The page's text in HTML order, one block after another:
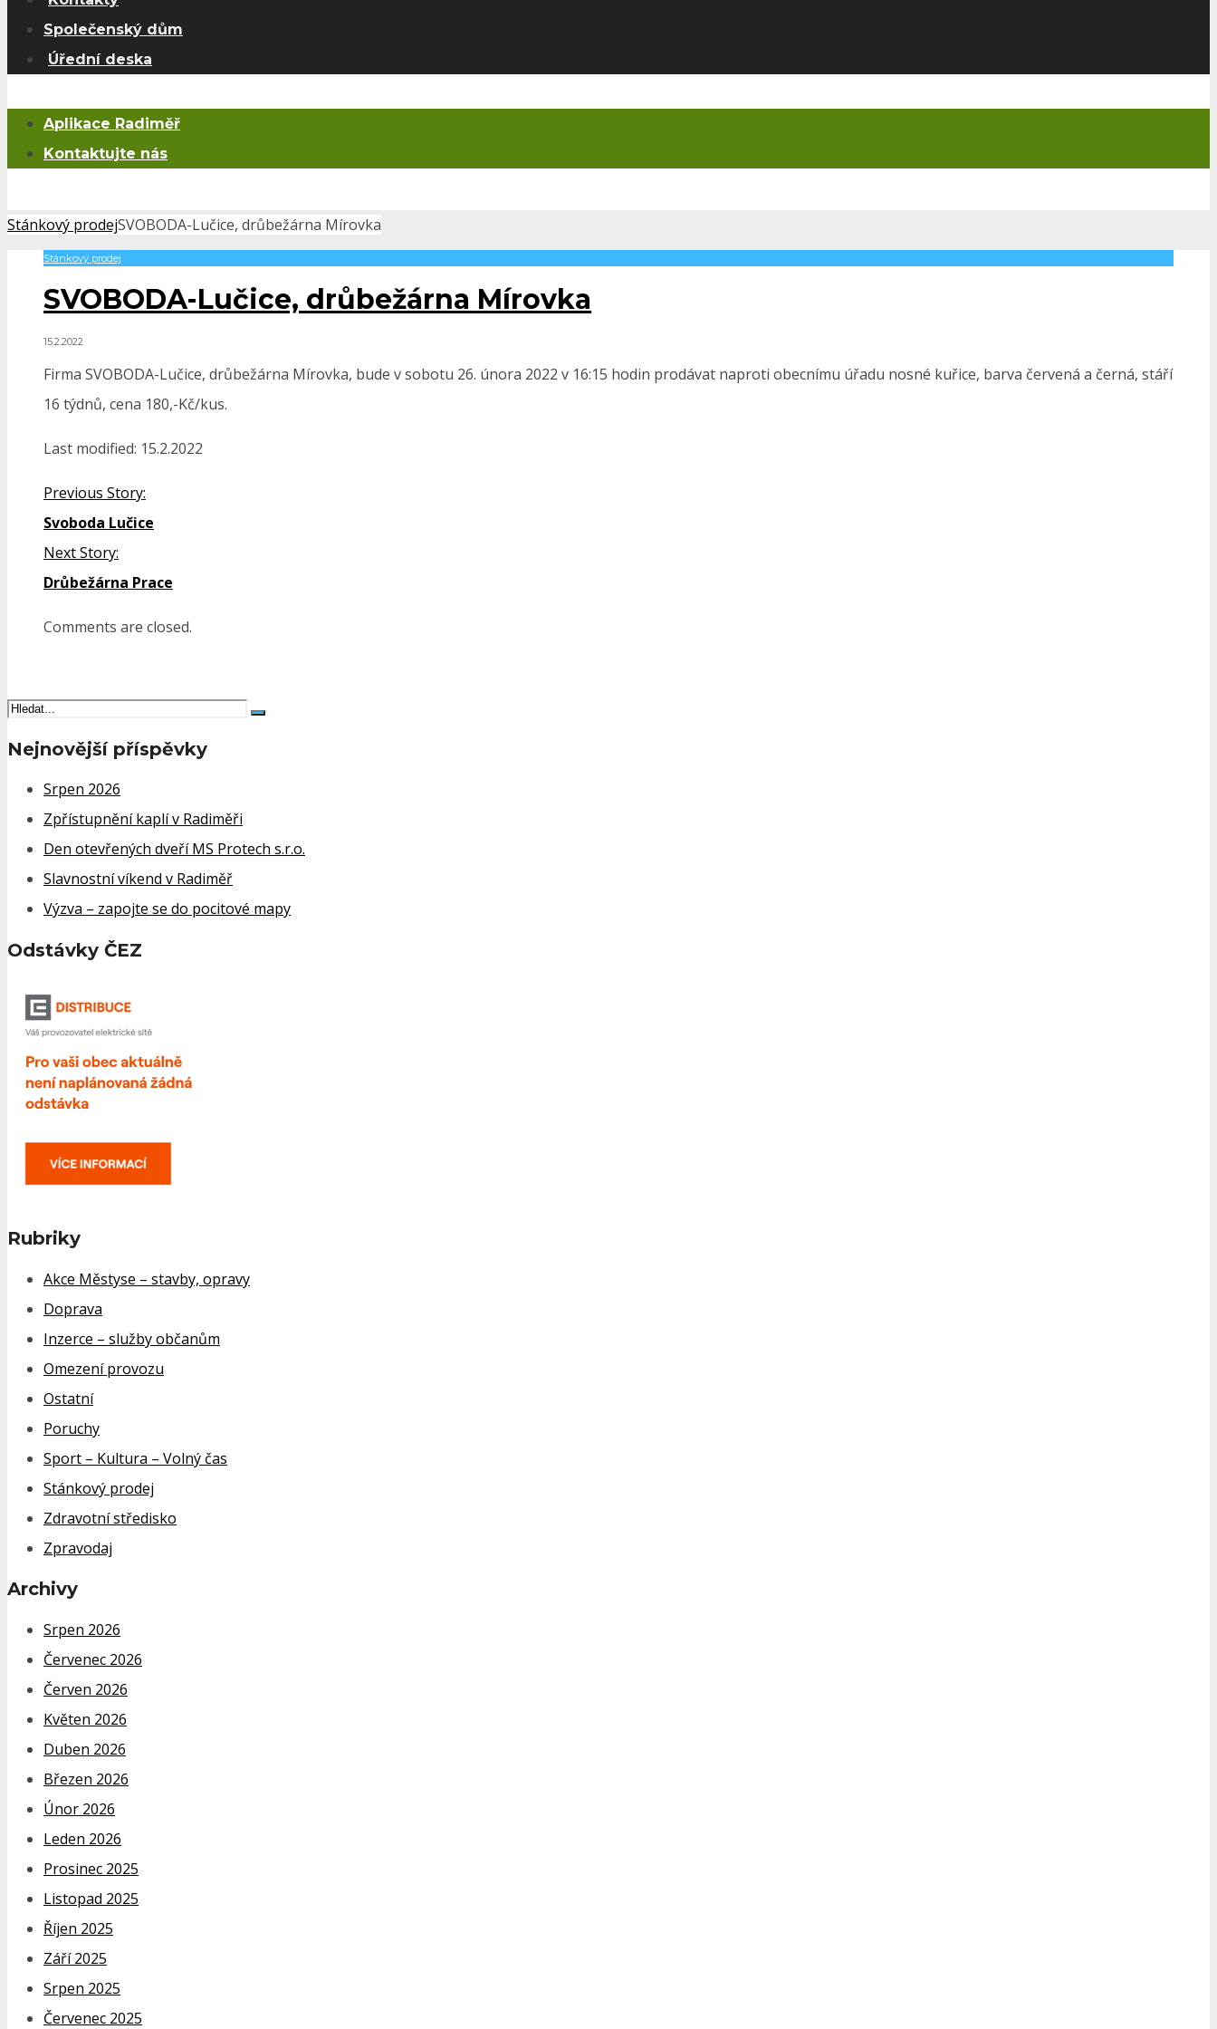
Společenský dům
Úřední deska
Aplikace Radiměř
Kontaktujte nás
Stánkový prodejSVOBODA-Lučice, drůbežárna Mírovka
Stánkový prodej
SVOBODA-Lučice, drůbežárna Mírovka
15.2.2022
Firma SVOBODA-Lučice, drůbežárna Mírovka, bude v sobotu 26. února 2022 v 16:15 hodin prodávat naproti obecnímu úřadu nosné kuřice, barva červená a černá, stáří
16 týdnů, cena 180,-Kč/kus.
Last modified: 15.2.2022
Previous Story:
Svoboda Lučice
Next Story:
Drůbežárna Prace
Comments are closed.
Search
Nejnovější příspěvky
Srpen 2026
Zpřístupnění kaplí v Radiměři
Den otevřených dveří MS Protech s.r.o.
Slavnostní víkend v Radiměř
Výzva – zapojte se do pocitové mapy
Odstávky ČEZ
Rubriky
Akce Městyse – stavby, opravy
Doprava
Inzerce – služby občanům
Omezení provozu
Ostatní
Poruchy
Sport – Kultura – Volný čas
Stánkový prodej
Zdravotní středisko
Zpravodaj
Archivy
Srpen 2026
Červenec 2026
Červen 2026
Květen 2026
Duben 2026
Březen 2026
Únor 2026
Leden 2026
Prosinec 2025
Listopad 2025
Říjen 2025
Září 2025
Srpen 2025
Červenec 2025